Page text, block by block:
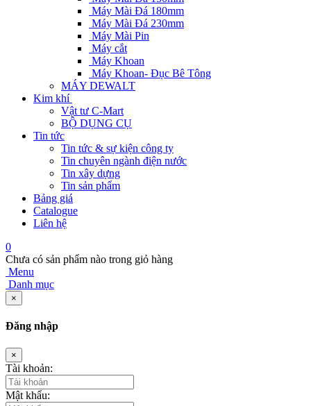
Máy Mài Đá 180mm
Máy Mài Đá 230mm
Máy Mài Pin
Máy cắt
Máy Khoan
Máy Khoan- Đục Bê Tông
MÁY DEWALT
Kim khí
Vật tư C-Mart
BỘ DỤNG CỤ
Tin tức
Tin tức & sự kiện công ty
Tin chuyên ngành điện nước
Tin xây dựng
Tin sản phẩm
Bảng giá
Catalogue
Liên hệ
0
Chưa có sản phẩm nào trong giỏ hàng
Menu
Danh mục
×
Đăng nhập
×
Tài khoản:
Mật khẩu: